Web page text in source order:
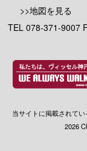
>>地図を見る
TEL 078-371-9007
当サイトに掲載されて
2026